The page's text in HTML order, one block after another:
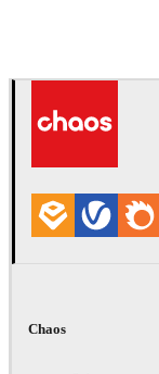
Chaos